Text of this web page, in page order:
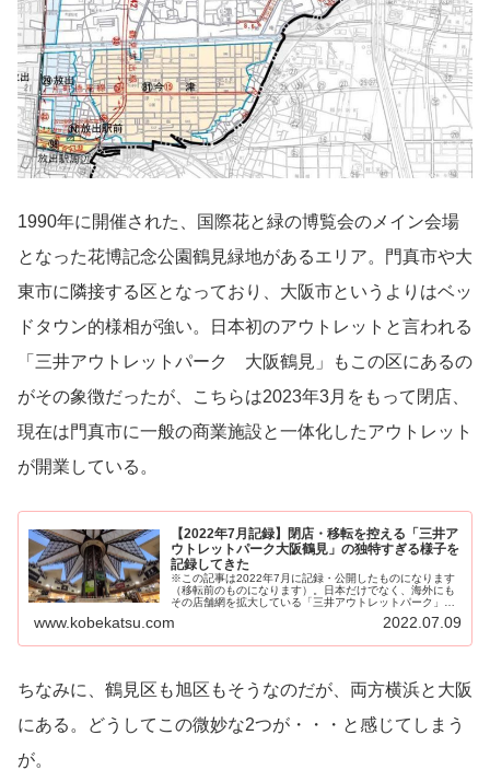
1990年に開催された、国際花と緑の博覧会のメイン会場
となった花博記念公園鶴見緑地があるエリア。門真市や大
東市に隣接する区となっており、大阪市というよりはベッ
ドタウン的様相が強い。日本初のアウトレットと言われる
「三井アウトレットパーク 大阪鶴見」もこの区にあるの
がその象徴だったが、こちらは2023年3月をもって閉店、
現在は門真市に一般の商業施設と一体化したアウトレット
が開業している。
【2022年7月記録】閉店・移転を控える「三井ア
ウトレットパーク大阪鶴見」の独特すぎる様子を
記録してきた
※この記事は2022年7月に記録・公開したものになります
（移転前のものになります）。日本だけでなく、海外にも
その店舗網を拡大している「三井アウトレットパーク」。
www.kobekatsu.com 2022.07.09
ちなみに、鶴見区も旭区もそうなのだが、両方横浜と大阪
にある。どうしてこの微妙な2つが・・・と感じてしまう
が。